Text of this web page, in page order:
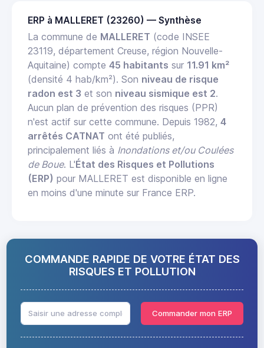
ERP à MALLERET (23260) — Synthèse
La commune de MALLERET (code INSEE
23119, département Creuse, région Nouvelle-
Aquitaine) compte 45 habitants sur 11.91 km²
(densité 4 hab/km²). Son niveau de risque
radon est 3 et son niveau sismique est 2.
Aucun plan de prévention des risques (PPR)
n'est actif sur cette commune. Depuis 1982, 4
arrêtés CATNAT ont été publiés,
principalement liés à Inondations et/ou Coulées
de Boue. L'État des Risques et Pollutions
(ERP) pour MALLERET est disponible en ligne
en moins d'une minute sur France ERP.
COMMANDE RAPIDE DE VOTRE ÉTAT DES
RISQUES ET POLLUTION
Commander mon ERP